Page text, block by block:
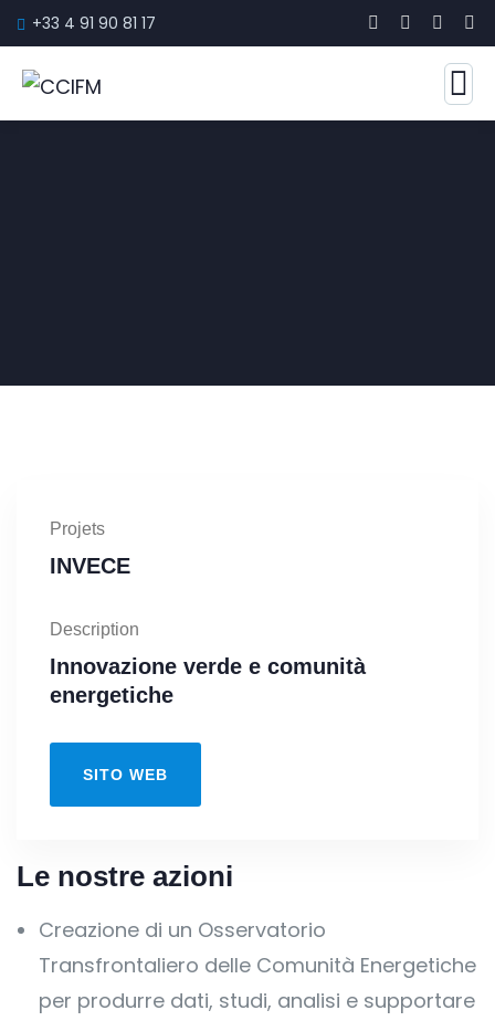
+33 4 91 90 81 17
Projets
INVECE
Description
Innovazione verde e comunità
energetiche
SITO WEB
Le nostre azioni
Creazione di un Osservatorio
Transfrontaliero delle Comunità Energetiche
per produrre dati, studi, analisi e supportare